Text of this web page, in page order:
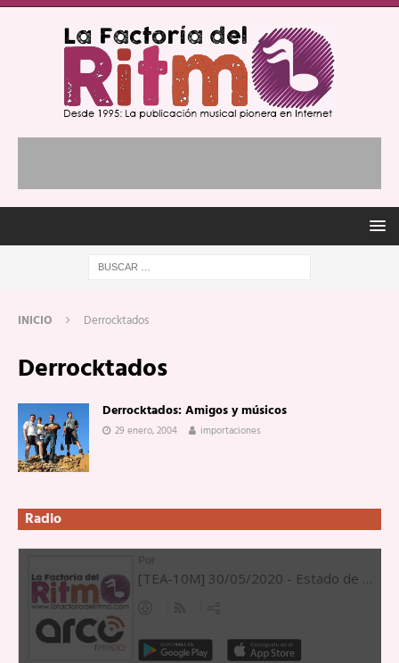
INICIO Derrocktados
Derrocktados
Derrocktados: Amigos y músicos
29 enero, 2004 importaciones
Radio